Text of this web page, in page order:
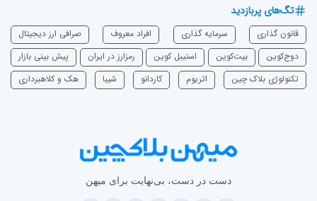
تگ‌های پربازدید
قانون گذاری سرمایه‌ گذاری افراد معروف
صرافی ارز دیجیتال
دوج‌کوین
بیت‌کوین استیبل کوین رمزارز در ایران
پیش بینی بازار
تکنولوژی بلاک چین
اتریوم ‌کاردانو شیبا هک و کلاهبرداری
دست در دست، بی‌نهایت برای میهن